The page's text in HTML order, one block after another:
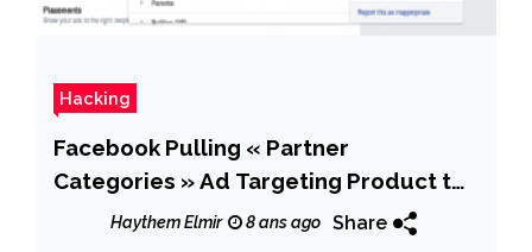
Hacking
Facebook Pulling « Partner
Categories » Ad Targeting Product to
Increase Privacy
Haythem Elmir 8 ans ago Share